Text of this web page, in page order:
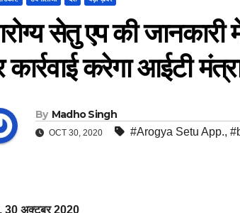
सेतु एप की
कार्रवाई करेगा आईटी
By Madho Singh
OCT 30, 2020 #Arogya Setu App.,
30 अक्टूबर 2020